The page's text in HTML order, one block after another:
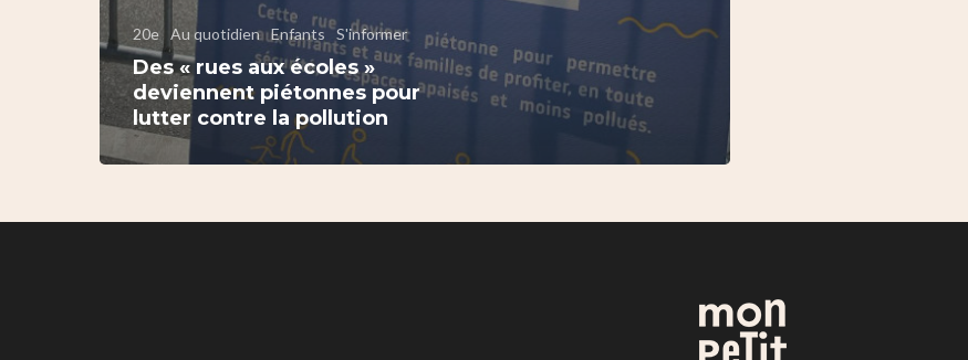
20e Au quotidien Enfants S'informer
Des « rues aux écoles »
deviennent piétonnes pour
lutter contre la pollution